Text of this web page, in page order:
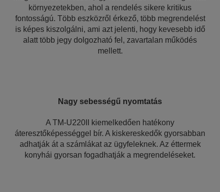
környezetekben, ahol a rendelés sikere kritikus
fontosságú. Több eszközről érkező, több megrendelést
is képes kiszolgálni, ami azt jelenti, hogy kevesebb idő
alatt több jegy dolgozható fel, zavartalan működés
mellett.
Nagy sebességű nyomtatás
A TM-U220II kiemelkedően hatékony
áteresztőképességgel bír. A kiskereskedők gyorsabban
adhatják át a számlákat az ügyfeleknek. Az éttermek
konyhái gyorsan fogadhatják a megrendeléseket.